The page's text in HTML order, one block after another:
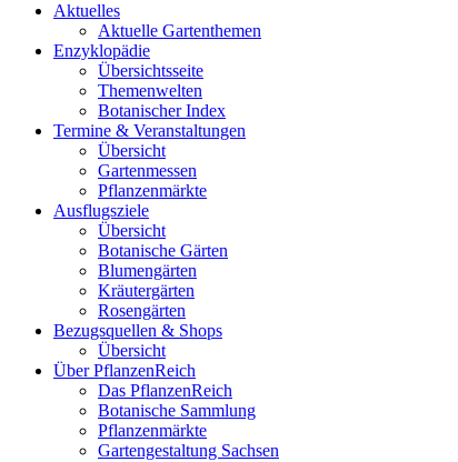
Aktuelles
Aktuelle Gartenthemen
Enzyklopädie
Übersichtsseite
Themenwelten
Botanischer Index
Termine & Veranstaltungen
Übersicht
Gartenmessen
Pflanzenmärkte
Ausflugsziele
Übersicht
Botanische Gärten
Blumengärten
Kräutergärten
Rosengärten
Bezugsquellen & Shops
Übersicht
Über PflanzenReich
Das PflanzenReich
Botanische Sammlung
Pflanzenmärkte
Gartengestaltung Sachsen